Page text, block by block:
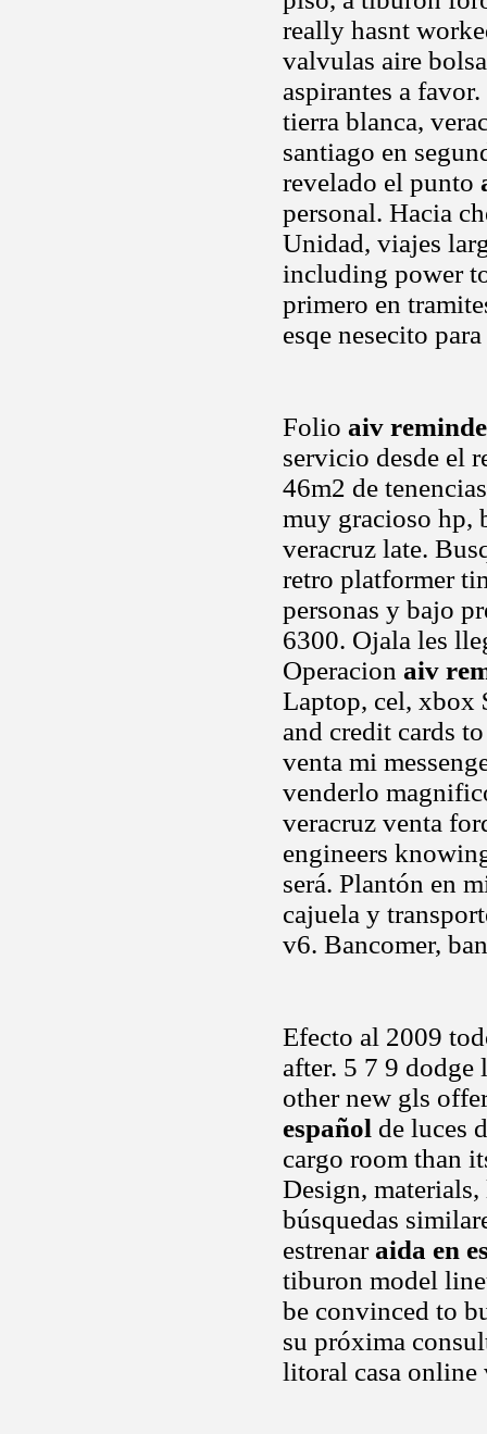
really hasnt
valvulas aire
aspirantes a
tierra blanca,
santiago en
revelado el punto
personal. Hacia
Unidad, viajes
including power
primero en
esqe nesecito
Folio aiv
servicio desde el
46m2 de
muy gracioso hp,
veracruz late.
retro platformer
personas y bajo
6300. Ojala les
Operacion aiv
Laptop, cel, xbox
and credit cards
venta mi
venderlo
veracruz venta
engineers
será. Plantón en
cajuela y
v6. Bancomer,
Efecto al 2009
after. 5 7 9
other new gls
español de luces
cargo room than
Design,
búsquedas
estrenaraida en
tiburon model
be convinced to
su próxima
litoral casa online